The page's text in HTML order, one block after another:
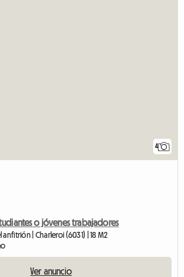
4
o jóvenes trabajadores
anfitrión | Charleroi (6031) | 18 M2
Ver anuncio